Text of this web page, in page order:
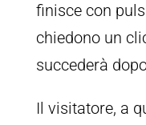
finisce con
chiedono un
succederà
Il visitatore, a